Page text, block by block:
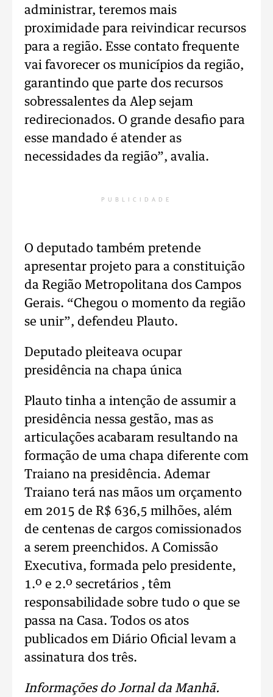
administrar, teremos mais
proximidade para reivindicar recursos
para a região. Esse contato frequente
vai favorecer os municípios da região,
garantindo que parte dos recursos
sobressalentes da Alep sejam
redirecionados. O grande desafio para
esse mandado é atender as
necessidades da região”, avalia.
PUBLICIDADE
O deputado também pretende
apresentar projeto para a constituição
da Região Metropolitana dos Campos
Gerais. “Chegou o momento da região
se unir”, defendeu Plauto.
Deputado pleiteava ocupar
presidência na chapa única
Plauto tinha a intenção de assumir a
presidência nessa gestão, mas as
articulações acabaram resultando na
formação de uma chapa diferente com
Traiano na presidência. Ademar
Traiano terá nas mãos um orçamento
em 2015 de R$ 636,5 milhões, além
de centenas de cargos comissionados
a serem preenchidos. A Comissão
Executiva, formada pelo presidente,
1.º e 2.º secretários , têm
responsabilidade sobre tudo o que se
passa na Casa. Todos os atos
publicados em Diário Oficial levam a
assinatura dos três.
Informações do Jornal da Manhã.